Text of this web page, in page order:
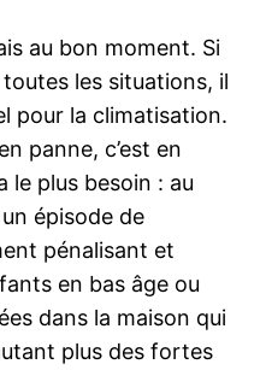
au bon moment. Si
les situations, il
pour la climatisation.
panne, c’est en
le plus besoin : au
épisode de
pénalisant et
en bas âge ou
dans la maison qui
plus des fortes